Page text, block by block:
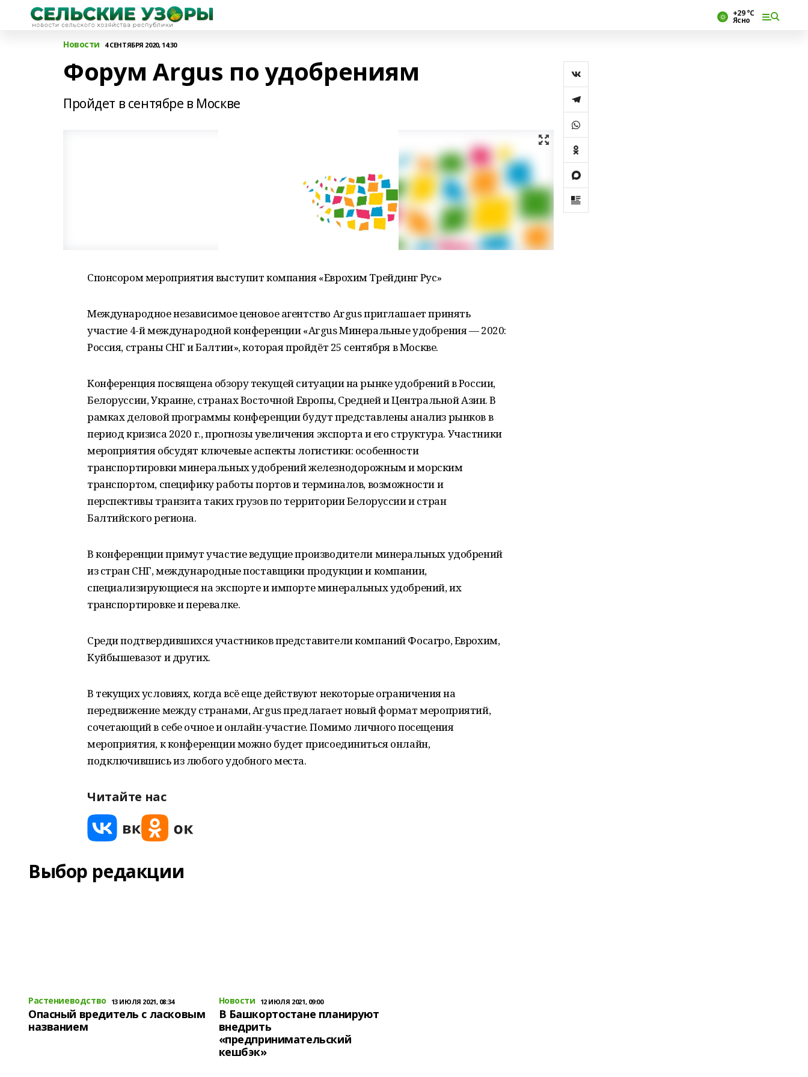
+29 °С
Ясно
Новости 4 СЕНТЯБРЯ 2020, 14:30
Форум Argus по удобрениям
Пройдет в сентябре в Москве
Спонсором мероприятия выступит компания «Еврохим Трейдинг Рус»
Международное независимое ценовое агентство Argus приглашает принять
участие 4-й международной конференции «Argus Минеральные удобрения — 2020:
Россия, страны СНГ и Балтии», которая пройдёт 25 сентября в Москве.
Конференция посвящена обзору текущей ситуации на рынке удобрений в России,
Белоруссии, Украине, странах Восточной Европы, Средней и Центральной Азии. В
рамках деловой программы конференции будут представлены анализ рынков в
период кризиса 2020 г., прогнозы увеличения экспорта и его структура. Участники
мероприятия обсудят ключевые аспекты логистики: особенности
транспортировки минеральных удобрений железнодорожным и морским
транспортом, специфику работы портов и терминалов, возможности и
перспективы транзита таких грузов по территории Белоруссии и стран
Балтийского региона.
В конференции примут участие ведущие производители минеральных удобрений
из стран СНГ, международные поставщики продукции и компании,
специализирующиеся на экспорте и импорте минеральных удобрений, их
транспортировке и перевалке.
Среди подтвердившихся участников представители компаний Фосагро, Еврохим,
Куйбышевазот и других.
В текущих условиях, когда всё еще действуют некоторые ограничения на
передвижение между странами, Argus предлагает новый формат мероприятий,
сочетающий в себе очное и онлайн-участие. Помимо личного посещения
мероприятия, к конференции можно будет присоединиться онлайн,
подключившись из любого удобного места.
Читайте нас
Выбор редакции
Растениеводство 13 ИЮЛЯ 2021, 08:34
Опасный вредитель с ласковым
названием
Новости 12 ИЮЛЯ 2021, 09:00
В Башкортостане планируют
внедрить
«предпринимательский
кешбэк»